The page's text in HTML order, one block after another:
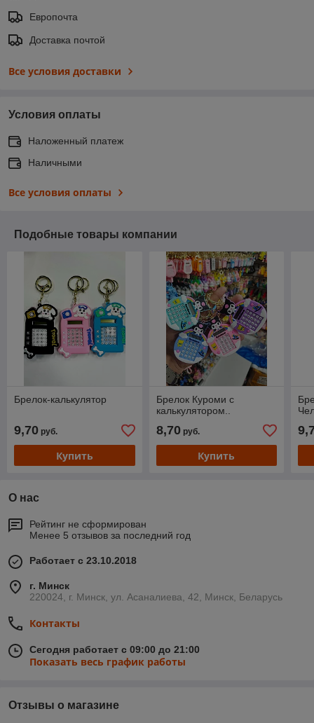
Европочта
Доставка почтой
Все условия доставки
Условия оплаты
Наложенный платеж
Наличными
Все условия оплаты
Подобные товары компании
Брелок-калькулятор
9,70 руб.
Купить
Брелок Куроми с
калькулятором..
8,70руб.
Купить
О нас
Рейтинг не сформирован
Менее 5 отзывов за последний год
Работает с 23.10.2018
г. Минск
220024, г. Минск, ул. Асаналиева, 42, Минск, Беларусь
Контакты
Сегодня работает с 09:00 до 21:00
Показать весь график работы
Отзывы о магазине